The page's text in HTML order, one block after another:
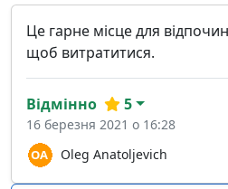
Це гарне місце для
щоб витратитися.
Oleg Anatoljevich
Відмінно 5
16 березня 2021 о 16:28